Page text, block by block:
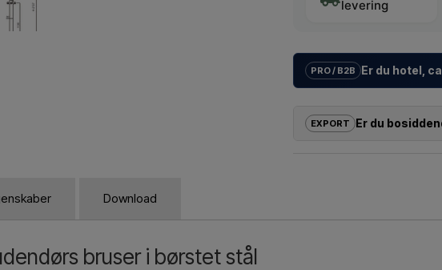
levering
PRO / B2B Er du hotel,
individuelle løsninger
opsætning.
EXPORT Er du
Download
bruser i børstet stål